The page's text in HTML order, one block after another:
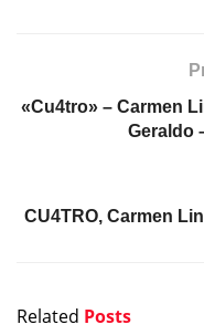
«Cu4tro» – Carmen
Geraldo
CU4TRO, Carmen
Related Posts